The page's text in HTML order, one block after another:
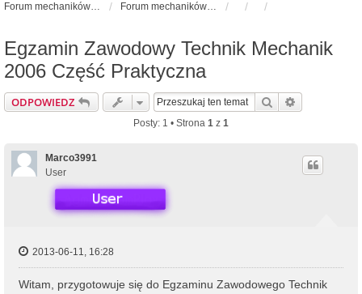
Forum mechaników samochodowych - forum-mechaniczne.pl Forum mechaników samochodowych
Egzamin Zawodowy Technik Mechanik
2006 Część Praktyczna
ODPOWIEDZ Szukaj
Posty: 1 • Strona 1 z 1
Marco3991
User
2013-06-11, 16:28
Witam, przygotowuje się do Egzaminu Zawodowego Technik